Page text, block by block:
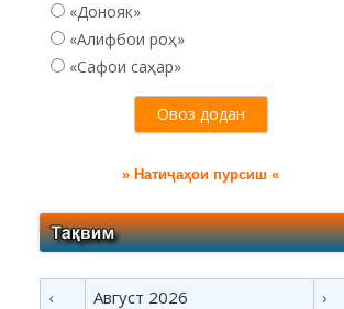
«Донояк»
«Алифбои роҳ»
«Сафои саҳар»
» Натиҷаҳои пурсиш «
‹ Август 2026 ›